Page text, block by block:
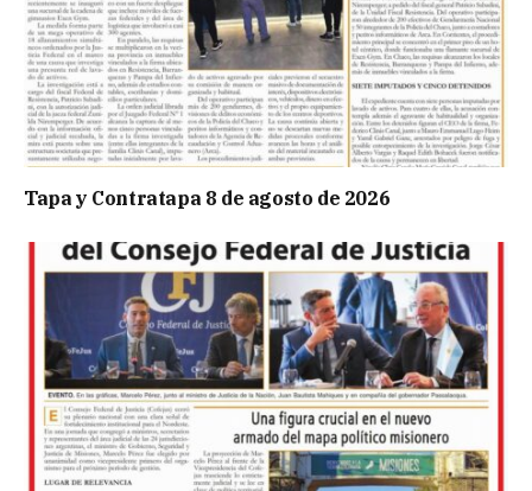
Tapa y Contratapa 8 de agosto de 2026